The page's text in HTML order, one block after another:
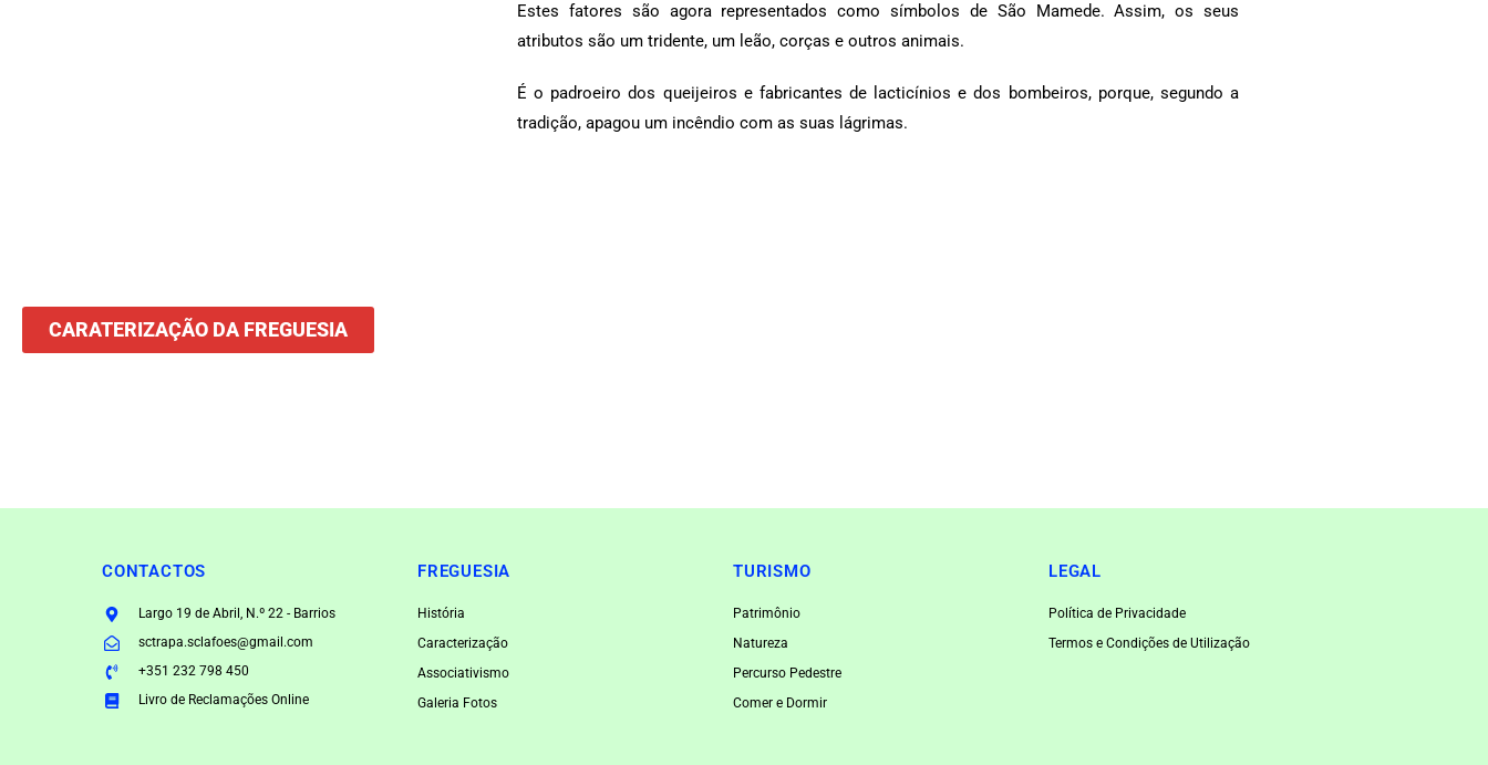
Estes fatores são agora representados como símbolos de São Mamede. Assim, os seus
atributos são um tridente, um leão, corças e outros animais.
É o padroeiro dos queijeiros e fabricantes de lacticínios e dos bombeiros, porque, segundo a
tradição, apagou um incêndio com as suas lágrimas.
CARATERIZAÇÃO DA FREGUESIA
CONTACTOS
Largo 19 de Abril, N.º 22 - Barrios
sctrapa.sclafoes@gmail.com
+351 232 798 450
Livro de Reclamações Online
FREGUESIA
História
Caracterização
Associativismo
Galeria Fotos
TURISMO
Patrimônio
Natureza
Percurso Pedestre
Comer e Dormir
LEGAL
Política de Privacidade
Termos e Condições de Utilização